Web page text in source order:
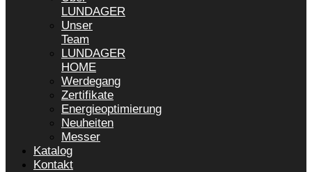
LUNDAGER
Unser
Team
LUNDAGER
HOME
Werdegang
Zertifikate
Energieoptimierung
Neuheiten
Messer
Katalog
Kontakt